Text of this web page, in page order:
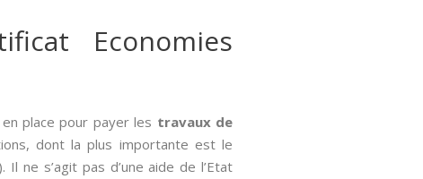
Economies
place pour payer les travaux de
dont la plus importante est le
Il ne s’agit pas d’une aide de l’Etat